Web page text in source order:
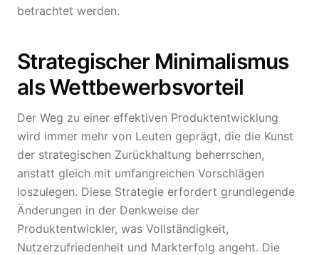
betrachtet werden.
Strategischer Minimalismus
als Wettbewerbsvorteil
Der Weg zu einer effektiven Produktentwicklung
wird immer mehr von Leuten geprägt, die die Kunst
der strategischen Zurückhaltung beherrschen,
anstatt gleich mit umfangreichen Vorschlägen
loszulegen. Diese Strategie erfordert grundlegende
Änderungen in der Denkweise der
Produktentwickler, was Vollständigkeit,
Nutzerzufriedenheit und Markterfolg angeht. Die